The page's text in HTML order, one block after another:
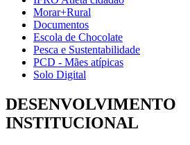
Morar+Rural
Documentos
Escola de Chocolate
Pesca e Sustentabilidade
PCD - Mães atípicas
Solo Digital
DESENVOLVIMENTO
INSTITUCIONAL